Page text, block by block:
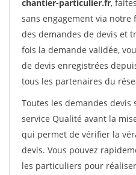
chantier-particulier.fr,
sans engagement via
des demandes de devis et
fois la demande validée,
de devis enregistrées
tous les partenaires du
Toutes les demandes
service Qualité avant la
qui permet de vérifier la
devis. Vous pouvez
les particuliers pour